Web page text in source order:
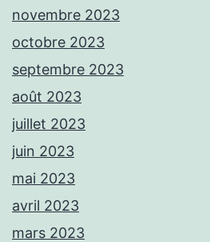
novembre 2023
octobre 2023
septembre 2023
août 2023
juillet 2023
juin 2023
mai 2023
avril 2023
mars 2023